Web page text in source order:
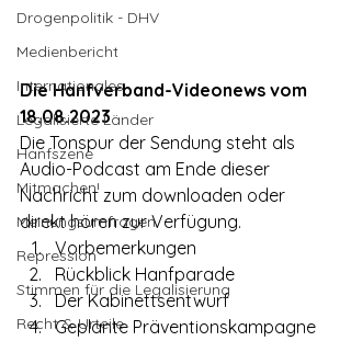
Drogenpolitik - DHV
Medienbericht
Internationales
Legalisierte Länder
Hanfszene
Mitmachen!
Meinungsumfragen
Repression
Stimmen für die Legalisierung
Recht & Urteile
Die Hanfverband-Videonews vom
18.08.2023
Die Tonspur der Sendung steht als
Audio-Podcast am Ende dieser
Nachricht zum downloaden oder
direkt hören zur Verfügung.
Vorbemerkungen
Rückblick Hanfparade
Der Kabinettsentwurf
Geplante Präventionskampagne